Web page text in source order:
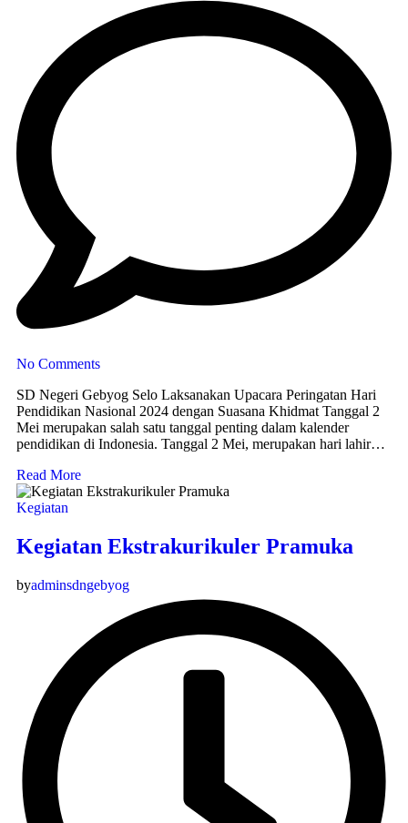
No Comments
SD Negeri Gebyog Selo Laksanakan Upacara Peringatan Hari
Pendidikan Nasional 2024 dengan Suasana Khidmat Tanggal 2
Mei merupakan salah satu tanggal penting dalam kalender
pendidikan di Indonesia. Tanggal 2 Mei, merupakan hari lahir…
Read More
Kegiatan
Kegiatan Ekstrakurikuler Pramuka
byadminsdngebyog